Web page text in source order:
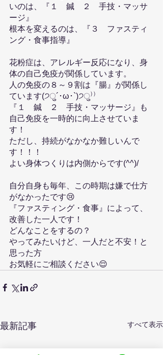
いのは、『１　鍼　２　手技・マッサ
ージ』
根本を変えるのは、『３　ファスティ
ング・食事指導』
花粉症は、アレルギー反応になり、身
体の自己免疫が関係しています。
人の免疫の８～９割は『腸』が関係し
ています(੭ु´･ω･`)੭ु⁾⁾
『１　鍼　２　手技・マッサージ』も
自己免疫を一時的に向上させていま
す！
ただし、持続がなかなか難しいんで
す！！！
よい身体つくりは内側からです(^^)/
自分自身も毎年、この時期は嫌で仕方
がなかったです😢
『ファスティング・食事』によって、
改善した一人です！
どんなことをするの？
やってみたいけど、一人だと不安！と
思った方
お気軽にご相談ください😌
最新記事 すべて表示